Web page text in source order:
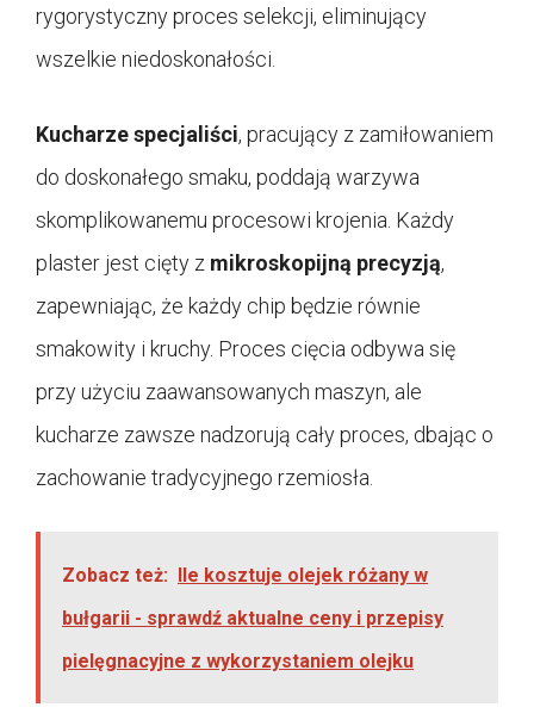
rygorystyczny proces selekcji, eliminujący
wszelkie niedoskonałości.
Kucharze specjaliści, pracujący z zamiłowaniem
do doskonałego smaku, poddają warzywa
skomplikowanemu procesowi krojenia. Każdy
plaster jest cięty z mikroskopijną precyzją,
zapewniając, że każdy chip będzie równie
smakowity i kruchy. Proces cięcia odbywa się
przy użyciu zaawansowanych maszyn, ale
kucharze zawsze nadzorują cały proces, dbając o
zachowanie tradycyjnego rzemiosła.
Zobacz też: Ile kosztuje olejek różany w
bułgarii - sprawdź aktualne ceny i przepisy
pielęgnacyjne z wykorzystaniem olejku